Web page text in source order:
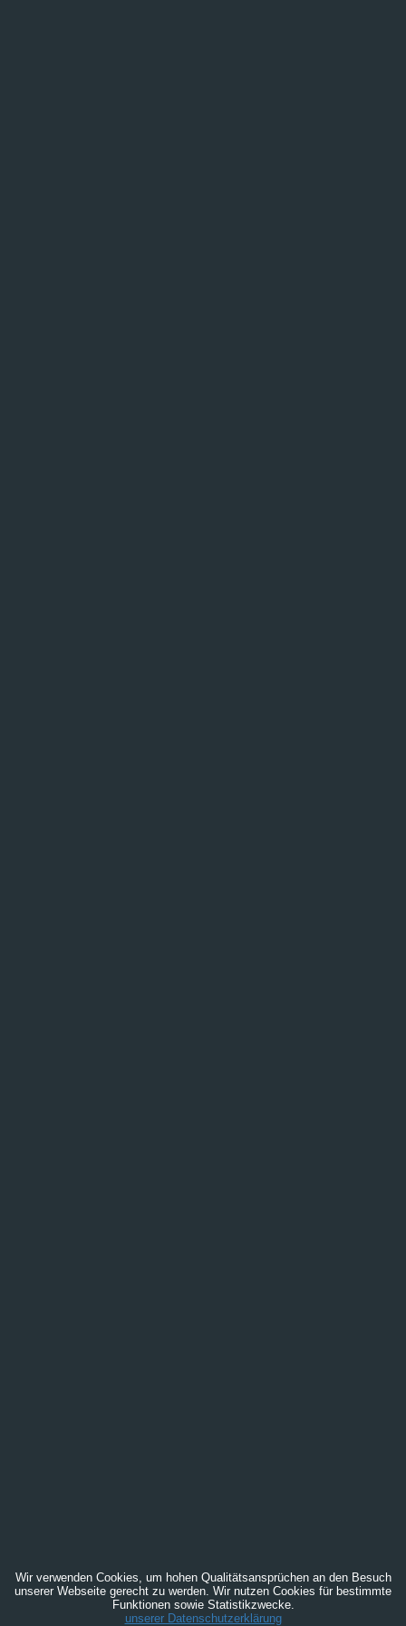
Wir verwenden Cookies, um hohen Qualitätsansprüchen an den Besuch
unserer Webseite gerecht zu werden. Wir nutzen Cookies für bestimmte
Funktionen sowie Statistikzwecke.
unserer Datenschutzerklärung